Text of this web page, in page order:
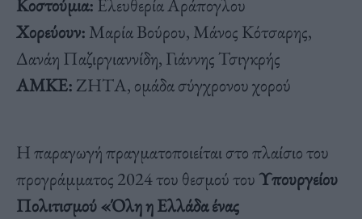
Κοστούμια: Ελευθερία Αράπογλου
Χορεύουν: Μαρία Βούρου, Μάνος Κότσαρης,
Δανάη Παζιργιαννίδη, Γιάννης Τσιγκρής
ΑΜΚΕ: ΖΗΤΑ, ομάδα σύγχρονου χορού
Η παραγωγή πραγματοποιείται στο πλαίσιο του
προγράμματος 2024 του θεσμού του Υπουργείου
Πολιτισμού «Όλη η Ελλάδα ένας